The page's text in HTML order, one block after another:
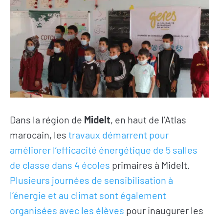
Dans la région de Midelt, en haut de l’Atlas
marocain, les travaux démarrent pour
améliorer l’efficacité énergétique de 5 salles
de classe dans 4 écoles primaires à Midelt.
Plusieurs journées de sensibilisation à
l’énergie et au climat sont également
organisées avec les élèves pour inaugurer les